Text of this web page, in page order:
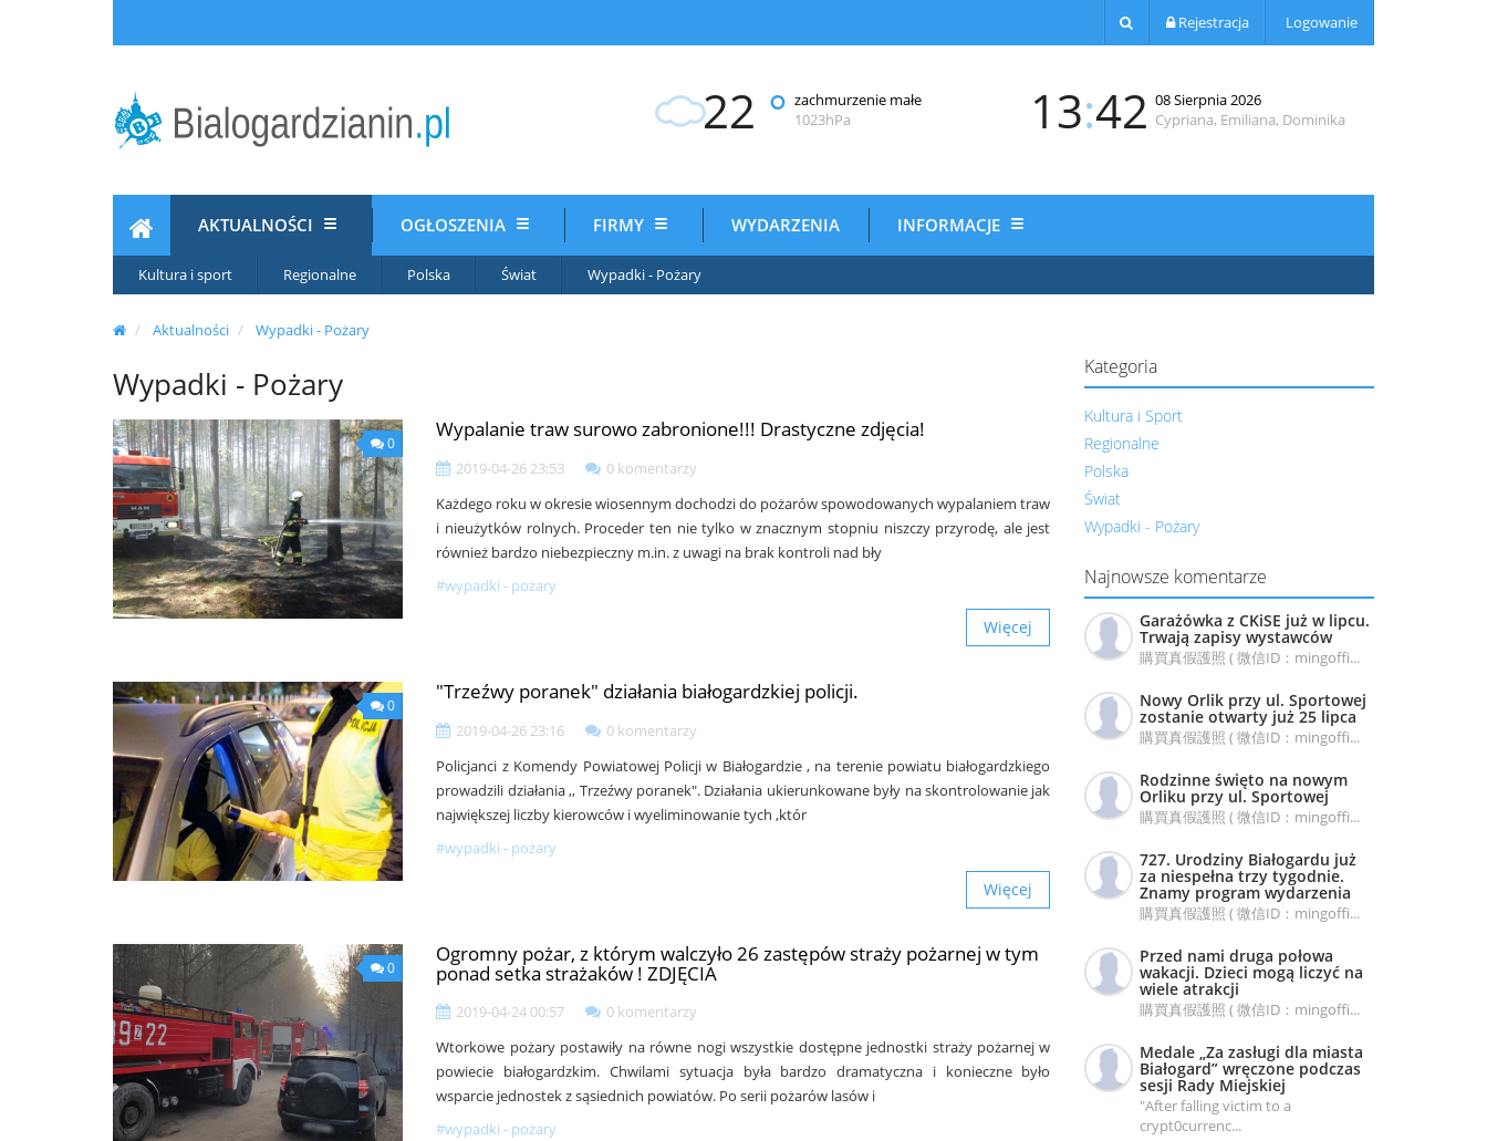
Rejestracja Logowanie
22 ° zachmurzenie małe
1023hPa
13:42 08 Sierpnia 2026
Cypriana, Emiliana, Dominika
AKTUALNOŚCI
Kultura i sport Regionalne Polska Świat Wypadki - Pożary
OGŁOSZENIA FIRMY WYDARZENIA INFORMACJE
Aktualności Wypadki - Pożary
Kategoria
Kultura i Sport
Regionalne
Polska
Świat
Wypadki - Pożary
Najnowsze komentarze
Garażówka z CKiSE już w lipcu.
Trwają zapisy wystawców
購買真假護照 ( 微信ID：mingoffi...
Nowy Orlik przy ul. Sportowej
zostanie otwarty już 25 lipca
購買真假護照 ( 微信ID：mingoffi...
Rodzinne święto na nowym
Orliku przy ul. Sportowej
購買真假護照 ( 微信ID：mingoffi...
727. Urodziny Białogardu już
za niespełna trzy tygodnie.
Znamy program wydarzenia
購買真假護照 ( 微信ID：mingoffi...
Przed nami druga połowa
wakacji. Dzieci mogą liczyć na
wiele atrakcji
購買真假護照 ( 微信ID：mingoffi...
Medale „Za zasługi dla miasta
Białogard” wręczone podczas
sesji Rady Miejskiej
"After falling victim to a
crypt0currenc...
Wypadki - Pożary
0
Wypalanie traw surowo zabronione!!! Drastyczne zdjęcia!
2019-04-26 23:53
0 komentarzy
Każdego roku w okresie wiosennym dochodzi do pożarów spowodowanych wypalaniem traw
i nieużytków rolnych. Proceder ten nie tylko w znacznym stopniu niszczy przyrodę, ale jest
również bardzo niebezpieczny m.in. z uwagi na brak kontroli nad bły
#wypadki - pożary
Więcej
0
"Trzeźwy poranek" działania białogardzkiej policji.
2019-04-26 23:16
0 komentarzy
Policjanci z Komendy Powiatowej Policji w Białogardzie , na terenie powiatu białogardzkiego
prowadzili działania ,, Trzeźwy poranek". Działania ukierunkowane były na skontrolowanie jak
największej liczby kierowców i wyeliminowanie tych ,któr
#wypadki - pożary
Więcej
0
Ogromny pożar, z którym walczyło 26 zastępów straży pożarnej w tym
ponad setka strażaków ! ZDJĘCIA
2019-04-24 00:57
0 komentarzy
Wtorkowe pożary postawiły na równe nogi wszystkie dostępne jednostki straży pożarnej w
powiecie białogardzkim. Chwilami sytuacja była bardzo dramatyczna i konieczne było
wsparcie jednostek z sąsiednich powiatów. Po serii pożarów lasów i
#wypadki - pożary